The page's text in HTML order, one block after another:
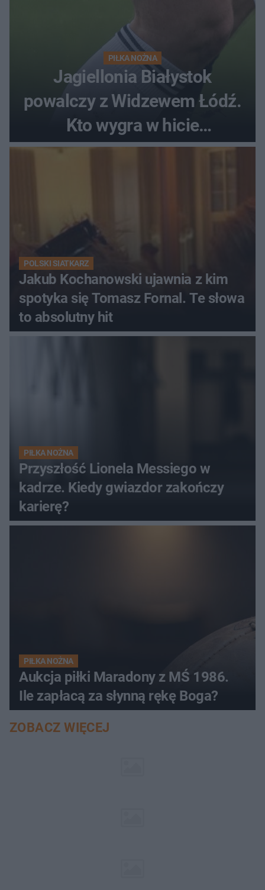
PIŁKA NOŻNA
Jagiellonia Białystok
powalczy z Widzewem Łódź.
Kto wygra w hicie
Ekstraklasy?
POLSKI SIATKARZ
Jakub Kochanowski ujawnia z kim
spotyka się Tomasz Fornal. Te słowa
to absolutny hit
PIŁKA NOŻNA
Przyszłość Lionela Messiego w
kadrze. Kiedy gwiazdor zakończy
karierę?
PIŁKA NOŻNA
Aukcja piłki Maradony z MŚ 1986.
Ile zapłacą za słynną rękę Boga?
ZOBACZ WIĘCEJ